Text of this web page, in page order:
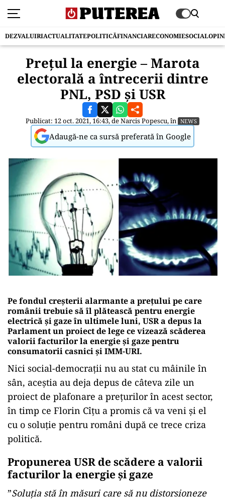
DEZVALUIRIACTUALITATEPOLITICĂFINANCIARECONOMIESOCIAL
Prețul la energie – Marota
electorală a întrecerii dintre
PNL, PSD și USR
Publicat: 12 oct. 2021, 16:43, deNarcis Popescu, în NEWS
Adaugă-ne ca sursă preferată în Google
Pe fondul creșterii alarmante a prețului pe care
românii trebuie să îl plătească pentru energie
electrică și gaze în ultimele luni, USR a depus la
Parlament un proiect de lege ce vizează scăderea
valorii facturilor la energie și gaze pentru
consumatorii casnici și IMM-URI.
Nici social-democrații nu au stat cu mâinile în
sân, aceștia au deja depus de câteva zile un
proiect de plafonare a prețurilor în acest sector,
în timp ce Florin Cîțu a promis că va veni și el
cu o soluție pentru români după ce trece criza
politică.
Propunerea USR de scădere a valorii
facturilor la energie și gaze
”Soluţia stă în măsuri care să nu distorsioneze